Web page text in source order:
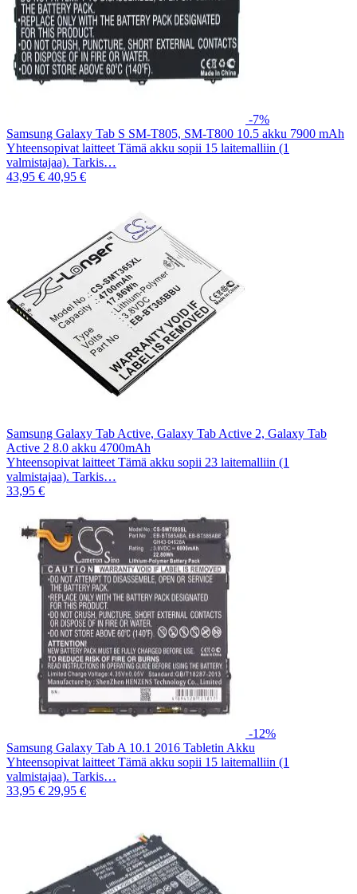
-7%
Samsung Galaxy Tab S SM-T805, SM-T800 10.5 akku 7900 mAh
Yhteensopivat laitteet Tämä akku sopii 15 laitemalliin (1
valmistajaa). Tarkis…
43,95 € 40,95 €
Samsung Galaxy Tab Active, Galaxy Tab Active 2, Galaxy Tab
Active 2 8.0 akku 4700mAh
Yhteensopivat laitteet Tämä akku sopii 23 laitemalliin (1
valmistajaa). Tarkis…
33,95 €
-12%
Samsung Galaxy Tab A 10.1 2016 Tabletin Akku
Yhteensopivat laitteet Tämä akku sopii 15 laitemalliin (1
valmistajaa). Tarkis…
33,95 € 29,95 €